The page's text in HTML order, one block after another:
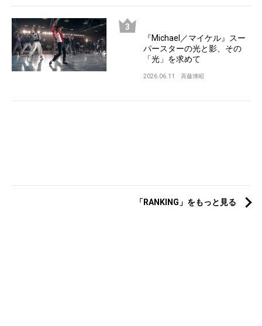
『Michael／マイケル』スー
パースターの光と影、その
「光」を求めて
2026.06.11 斉藤博昭
「RANKING」をもっと見る